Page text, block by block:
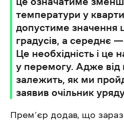
температури у
допустиме значення
градусів, а середнє —
Це необхідність і це
у перемогу. Адже від
залежить, як ми
заявив очільник
Прем’єр додав, що зараз